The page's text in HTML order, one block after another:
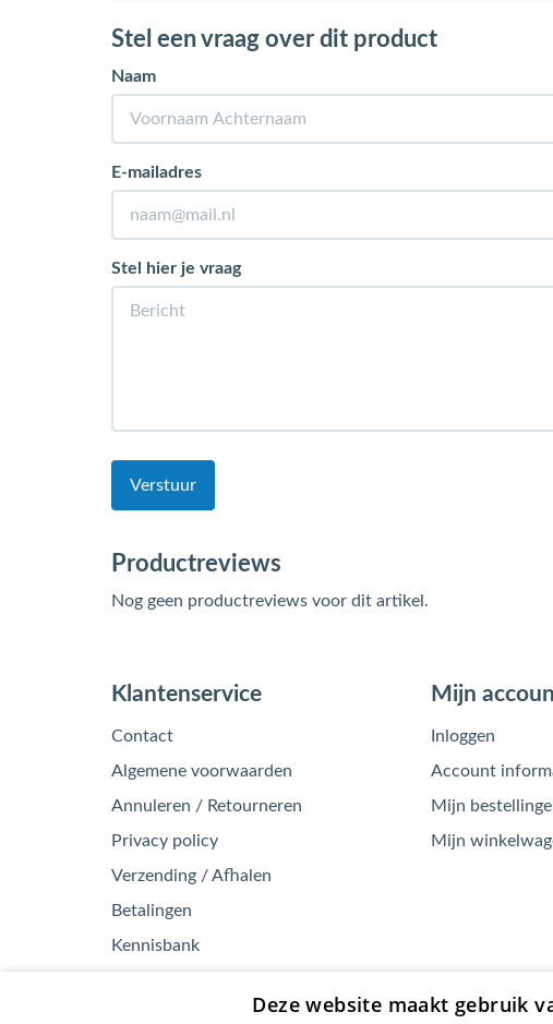
Stel een vraag over dit product
Naam
E-mailadres
Stel hier je vraag
Verstuur
Productreviews
Nog geen productreviews voor dit artikel.
Klantenservice
Contact
Algemene voorwaarden
Annuleren / Retourneren
Privacy policy
Verzending / Afhalen
Betalingen
Kennisbank
Mijn
Inloggen
Account
Mijn
Mijn
Deze website maakt gebruik